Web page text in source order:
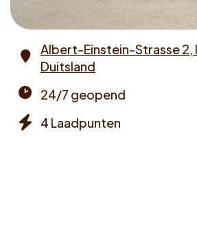
Dutch
Address
Albert-Einstein-Strasse 2,
Duitsland
times
24/7 geopend
4 Laadpunten